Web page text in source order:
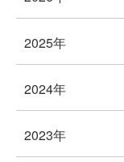
2025年
2024年
2023年